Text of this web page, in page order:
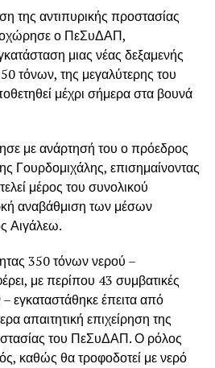
της αντιπυρικής προστασίας
ο ΠεΣυΔΑΠ,
μιας νέας δεξαμενής
τόνων, της μεγαλύτερης του
μέχρι σήμερα στα βουνά
με ανάρτησή του ο πρόεδρος
Γουρδομιχάλης, επισημαίνοντας
μέρος του συνολικού
αναβάθμιση των μέσων
Αιγάλεω.
350 τόνων νερού –
με περίπου 43 συμβατικές
εγκαταστάθηκε έπειτα από
απαιτητική επιχείρηση της
του ΠεΣυΔΑΠ. Ο ρόλος
καθώς θα τροφοδοτεί με νερό